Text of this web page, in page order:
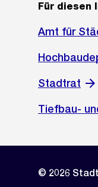
Für diesen
Amt für
Stadtrat
Tiefbau-
© 2026